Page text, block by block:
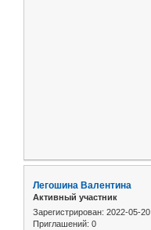
Легошина Валентина
Активный участник
Зарегистрирован: 2022-05-20
Приглашений: 0